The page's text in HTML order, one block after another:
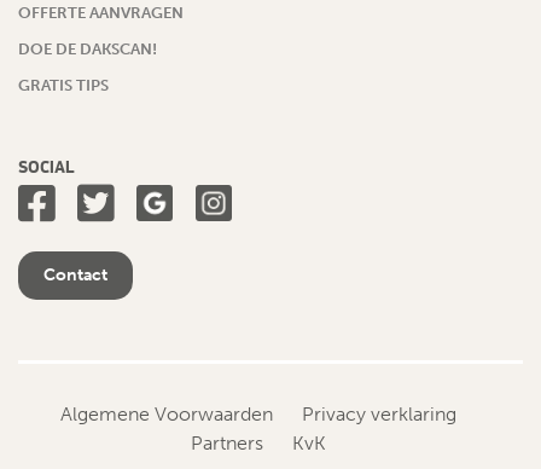
OFFERTE AANVRAGEN
DOE DE DAKSCAN!
GRATIS TIPS
SOCIAL
Contact
Algemene Voorwaarden
Privacy verklaring
Partners
KvK